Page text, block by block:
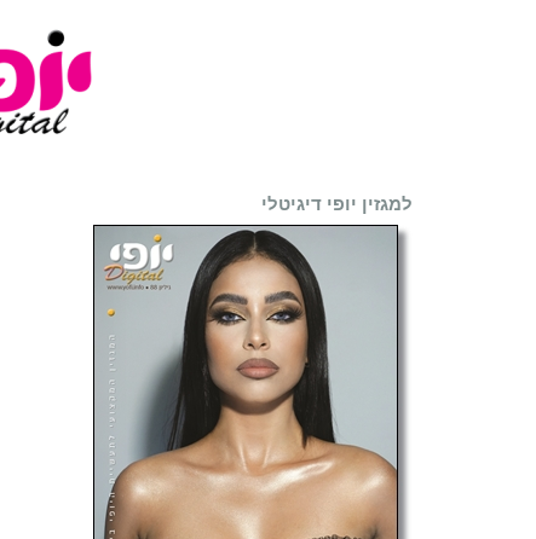
למגזין יופי דיגיטלי